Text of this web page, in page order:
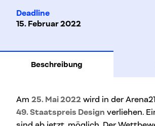
Deadline
15. Februar 2022
Beschreibung
Am 25. Mai 2022 wird in der
49. Staatspreis Design verliehen.